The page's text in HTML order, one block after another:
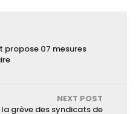
propose 07 mesures
NEXT POST
grève des syndicats de